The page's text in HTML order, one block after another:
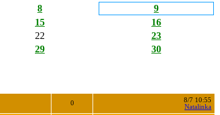
8
9
15
16
22
23
29
30
0
8/7 10:55
Natalinka